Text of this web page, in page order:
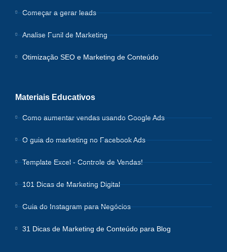
Começar a gerar leads
Analise Funil de Marketing
Otimização SEO e Marketing de Conteúdo
Materiais Educativos
Como aumentar vendas usando Google Ads
O guia do marketing no Facebook Ads
Template Excel - Controle de Vendas!
101 Dicas de Marketing Digital
Guia do Instagram para Negócios
31 Dicas de Marketing de Conteúdo para Blog